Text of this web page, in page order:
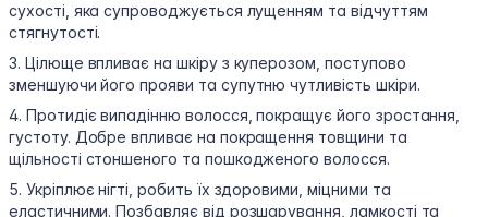
сухості, яка супроводжується лущенням та відчуттям
стягнутості.
3. Цілюще впливає на шкіру з куперозом, поступово
зменшуючи його прояви та супутню чутливість шкіри.
4. Протидіє випадінню волосся, покращує його зростання,
густоту. Добре впливає на покращення товщини та
щільності стоншеного та пошкодженого волосся.
5. Укріплює нігті, робить їх здоровими, міцними та
еластичними. Позбавляє від розшарування, ламкості та